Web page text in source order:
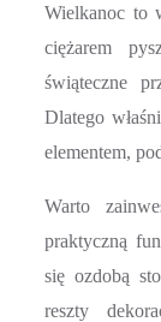
Wielkanoc to
ciężarem
świąteczne
Dlatego
elementem,
Warto
praktyczną
się ozdobą
reszty